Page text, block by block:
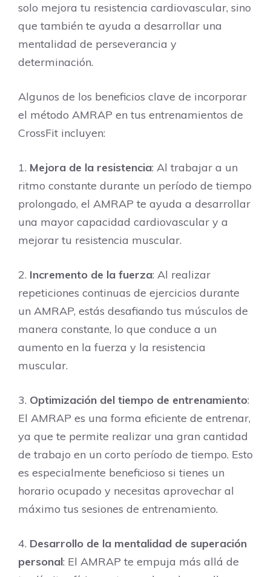
solo mejora tu resistencia cardiovascular, sino
que también te ayuda a desarrollar una
mentalidad de perseverancia y
determinación.
Algunos de los beneficios clave de incorporar
el método AMRAP en tus entrenamientos de
CrossFit incluyen:
1. Mejora de la resistencia: Al trabajar a un
ritmo constante durante un período de tiempo
prolongado, el AMRAP te ayuda a desarrollar
una mayor capacidad cardiovascular y a
mejorar tu resistencia muscular.
2. Incremento de la fuerza: Al realizar
repeticiones continuas de ejercicios durante
un AMRAP, estás desafiando tus músculos de
manera constante, lo que conduce a un
aumento en la fuerza y la resistencia
muscular.
3. Optimización del tiempo de entrenamiento:
El AMRAP es una forma eficiente de entrenar,
ya que te permite realizar una gran cantidad
de trabajo en un corto período de tiempo. Esto
es especialmente beneficioso si tienes un
horario ocupado y necesitas aprovechar al
máximo tus sesiones de entrenamiento.
4. Desarrollo de la mentalidad de superación
personal: El AMRAP te empuja más allá de